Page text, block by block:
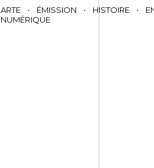
ARTE • ÉMISSION • HISTOIRE •
NUMÉRIQUE